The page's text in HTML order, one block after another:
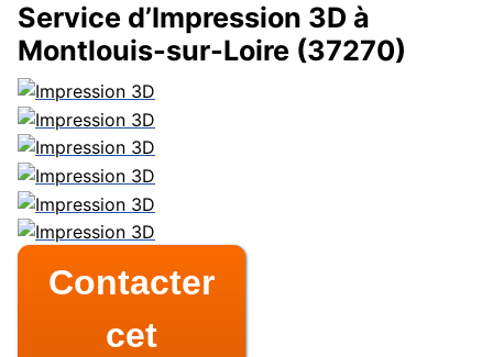
Service d’Impression 3D à
Montlouis-sur-Loire (37270)
Contacter
cet